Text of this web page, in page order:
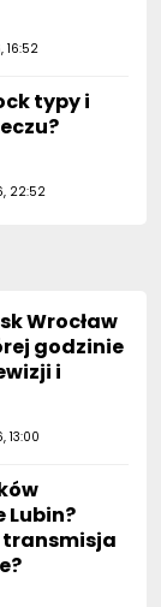
16:52
typy i
22:52
Wrocław
godzinie
i
13:00
Lubin?
transmisja